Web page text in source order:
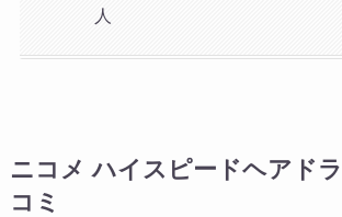
人
ニコメ ハイスピードヘアド
コミ